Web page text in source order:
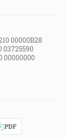
00000B28
03725590
00000000
PDF